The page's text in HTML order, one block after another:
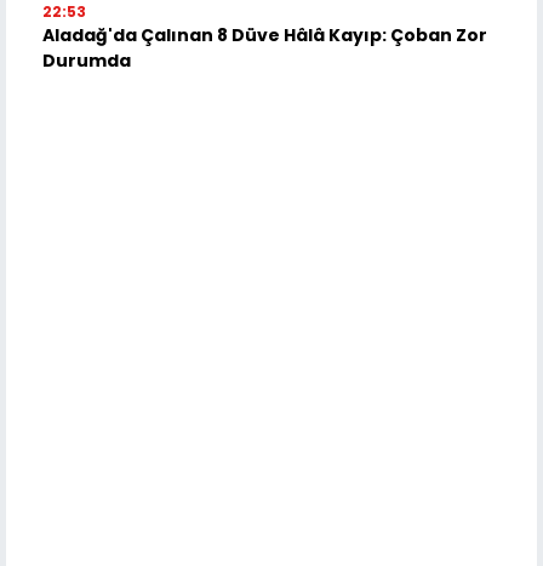
22:53
Aladağ'da Çalınan 8 Düve Hâlâ Kayıp: Çoban Zor
Durumda